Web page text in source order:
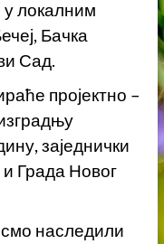
локалним
Бачка
Сад.
пројектно –
заједнички
и Града Новог
смо наследили